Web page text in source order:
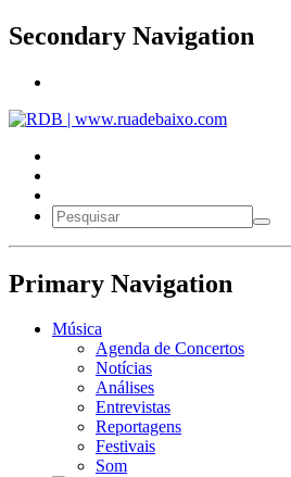
Secondary Navigation
Primary Navigation
Música
Agenda de Concertos
Notícias
Análises
Entrevistas
Reportagens
Festivais
Som